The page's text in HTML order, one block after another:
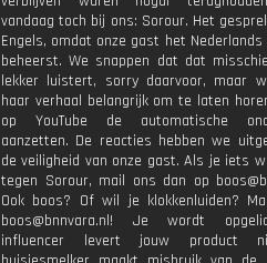
vandaag toch bij ons: Sorour. Het
Engels, omdat onze gast het
beheerst. We snappen dat dat
lekker luistert, sorry daarvoor, maar
haar verhaal belangrijk om te laten
op YouTube de automatische
aanzetten. De reacties hebben we
de veiligheid van onze gast. Als je iets
tegen Sorour, mail ons dan op
Ook boos? Of wil je klokkenluiden?
boos@bnnvara.nl! Je wordt
influencer levert jouw product